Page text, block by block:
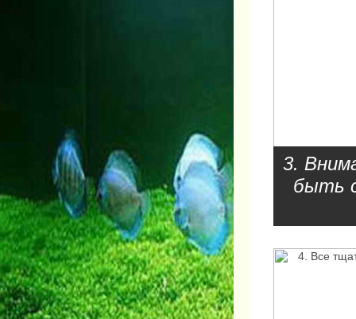
3.
быть